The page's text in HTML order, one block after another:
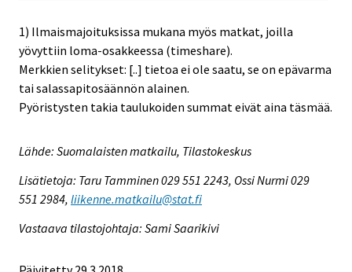
1) Ilmaismajoituksissa mukana myös matkat, joilla
yövyttiin loma-osakkeessa (timeshare).
Merkkien selitykset: [..] tietoa ei ole saatu, se on epävarma
tai salassapitosäännön alainen.
Pyöristysten takia taulukoiden summat eivät aina täsmää.
Lähde: Suomalaisten matkailu, Tilastokeskus
Lisätietoja: Taru Tamminen 029 551 2243, Ossi Nurmi 029
551 2984, liikenne.matkailu@stat.fi
Vastaava tilastojohtaja: Sami Saarikivi